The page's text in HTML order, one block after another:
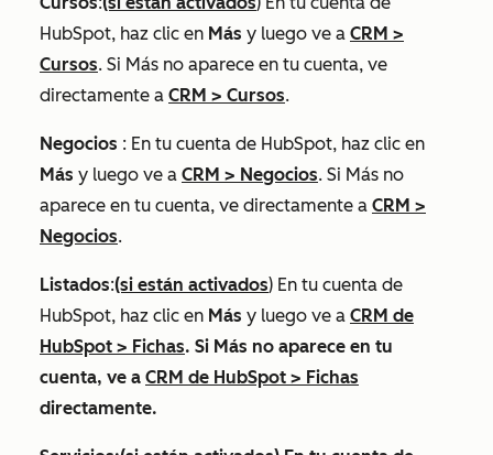
HubSpot, haz clic en Más y luego ve a CRM >
Cursos. Si Más no aparece en tu cuenta, ve
directamente a CRM > Cursos.
Negocios : En tu cuenta de HubSpot, haz clic en
Más y luego ve a CRM > Negocios. Si Más no
aparece en tu cuenta, ve directamente a CRM >
Negocios.
Listados:(si están activados) En tu cuenta de
HubSpot, haz clic en Más y luego ve a CRM de
HubSpot > Fichas. Si Más no aparece en tu
cuenta, ve a CRM de HubSpot > Fichas
directamente.